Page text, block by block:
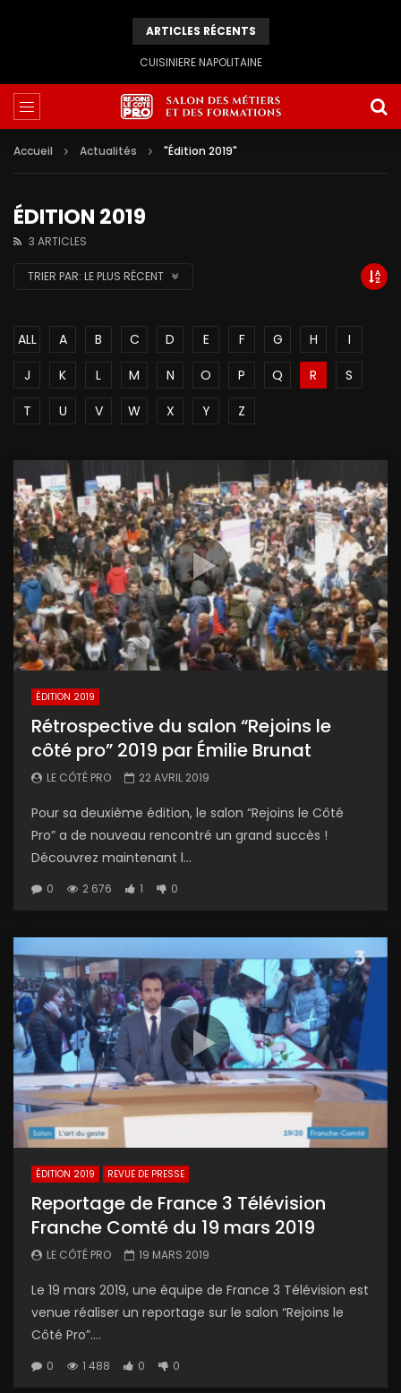
ARTICLES RÉCENTS
CUISINIERE NAPOLITAINE
Accueil Actualités "Édition 2019"
ÉDITION 2019
3 ARTICLES
TRIER PAR: LE PLUS RÉCENT
ALL A B C D E F G H
I
J
K L M N O P Q R
S
T
U V W X Y Z
ÉDITION 2019
Rétrospective du salon “Rejoins le
côté pro” 2019 par Émilie Brunat
LE CÔTÉ PRO 22 AVRIL 2019
Pour sa deuxième édition, le salon “Rejoins le Côté
Pro” a de nouveau rencontré un grand succès !
Découvrez maintenant l...
0 2 676 1 0
ÉDITION 2019 REVUE DE PRESSE
Reportage de France 3 Télévision
Franche Comté du 19 mars 2019
LE CÔTÉ PRO 19 MARS 2019
Le 19 mars 2019, une équipe de France 3 Télévision est
venue réaliser un reportage sur le salon “Rejoins le
Côté Pro”....
0 1 488 0 0